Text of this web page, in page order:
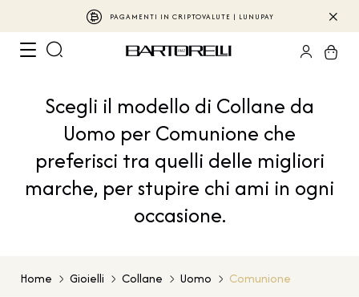
PAGAMENTI IN CRIPTOVALUTE | LUNUPAY
Scegli il modello di Collane da
Uomo per Comunione che
preferisci tra quelli delle migliori
marche, per stupire chi ami in ogni
occasione.
Home Gioielli Collane Uomo Comunione